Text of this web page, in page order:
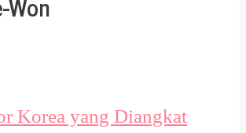
Korea yang Diangkat